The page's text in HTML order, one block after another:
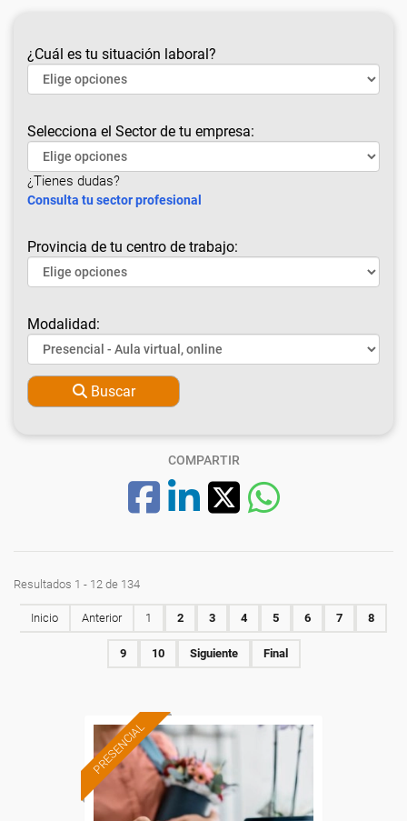
¿Cuál es tu situación laboral?
Selecciona el Sector de tu empresa:
¿Tienes dudas?
Consulta tu sector profesional
Provincia de tu centro de trabajo:
Modalidad:
Buscar
COMPARTIR
Resultados 1 - 12 de 134
Inicio Anterior 1 2 3 4 5 6 7 8
9 10 Siguiente Final
PRESENCIAL
Formación 100%
subvencionada.